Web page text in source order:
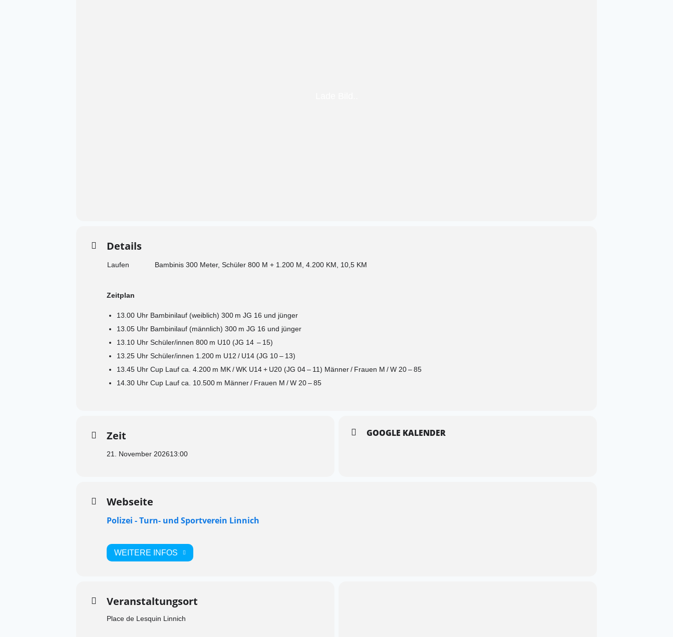
Details
Laufen Bambinis 300 Meter, Schüler 800 M + 1.200 M, 4.200 KM, 10,5 KM
Zeitplan
13.00 Uhr Bambinilauf (weiblich) 300 m JG 16 und jünger
13.05 Uhr Bambinilauf (männlich) 300 m JG 16 und jünger
13.10 Uhr Schüler/innen 800 m U10 (JG 14 – 15)
13.25 Uhr Schüler/innen 1.200 m U12 / U14 (JG 10 – 13)
13.45 Uhr Cup Lauf ca. 4.200 m MK / WK U14 + U20 (JG 04 – 11) Männer / Frauen M / W 20 – 85
14.30 Uhr Cup Lauf ca. 10.500 m Männer / Frauen M / W 20 – 85
Zeit
21. November 202613:00
GOOGLE KALENDER
Webseite
Polizei - Turn- und Sportverein Linnich
WEITERE INFOS
Veranstaltungsort
Place de Lesquin Linnich